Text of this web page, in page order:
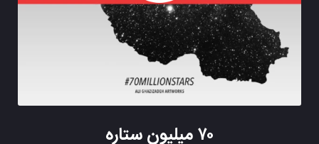
۷۰ میلیون ستاره